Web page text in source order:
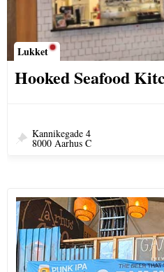
Lukket
Hooked Seafood
Kannikegade 4
8000 Aarhus C